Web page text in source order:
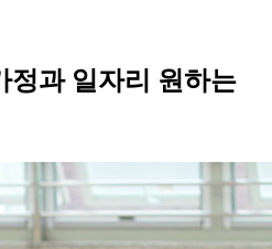
정과 일자리 원하는